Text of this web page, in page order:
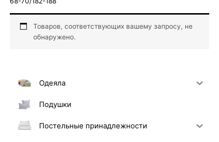
Одеяла
Подушки
Постельные принадлежности
Товаров, соответствующих вашему запросу, не
обнаружено.